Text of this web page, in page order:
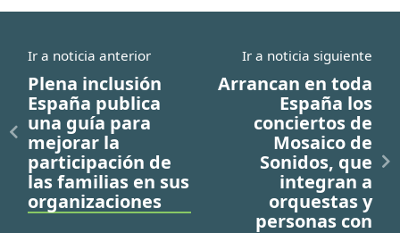
Ir a noticia anterior
Plena inclusión
España publica
una guía para
mejorar la
participación de
las familias en sus
organizaciones
Ir a noticia siguiente
Arrancan en toda
España los
conciertos de
Mosaico de
Sonidos, que
integran a
orquestas y
personas con